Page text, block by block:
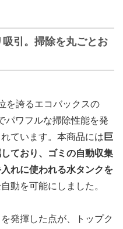
引。掃除を丸ごとお
を誇るエコバックスの
パワフルな掃除性能を発
ています。本商品には 巨
ており、ゴミの自動収集
れに使われる水タンクを
動を可能にしました。
発揮した点が、トップク